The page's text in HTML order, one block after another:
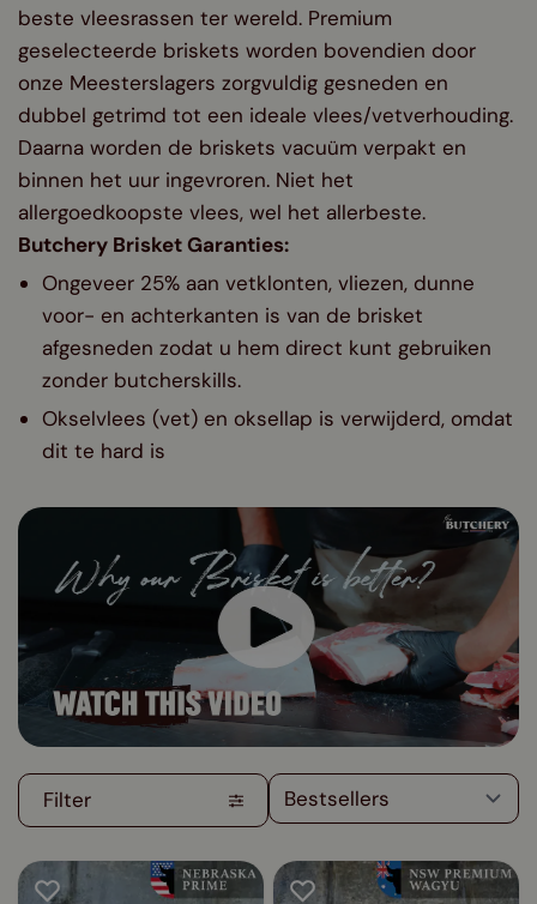
beste vleesrassen ter wereld. Premium
geselecteerde briskets worden bovendien door
onze Meesterslagers zorgvuldig gesneden en
dubbel getrimd tot een ideale vlees/vetverhouding.
Daarna worden de briskets vacuüm verpakt en
binnen het uur ingevroren. Niet het
allergoedkoopste vlees, wel het allerbeste.
Butchery Brisket Garanties:
Ongeveer 25% aan vetklonten, vliezen, dunne
voor- en achterkanten is van de brisket
afgesneden zodat u hem direct kunt gebruiken
zonder butcherskills.
Okselvlees (vet) en oksellap is verwijderd, omdat
dit te hard is
Filter